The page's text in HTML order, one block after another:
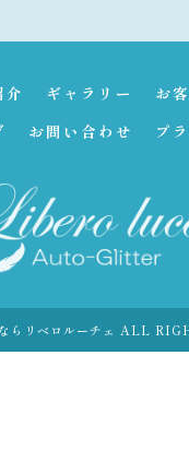
介 ギャラリー お
お問い合わせ プ
らリベロルーチェ ALL